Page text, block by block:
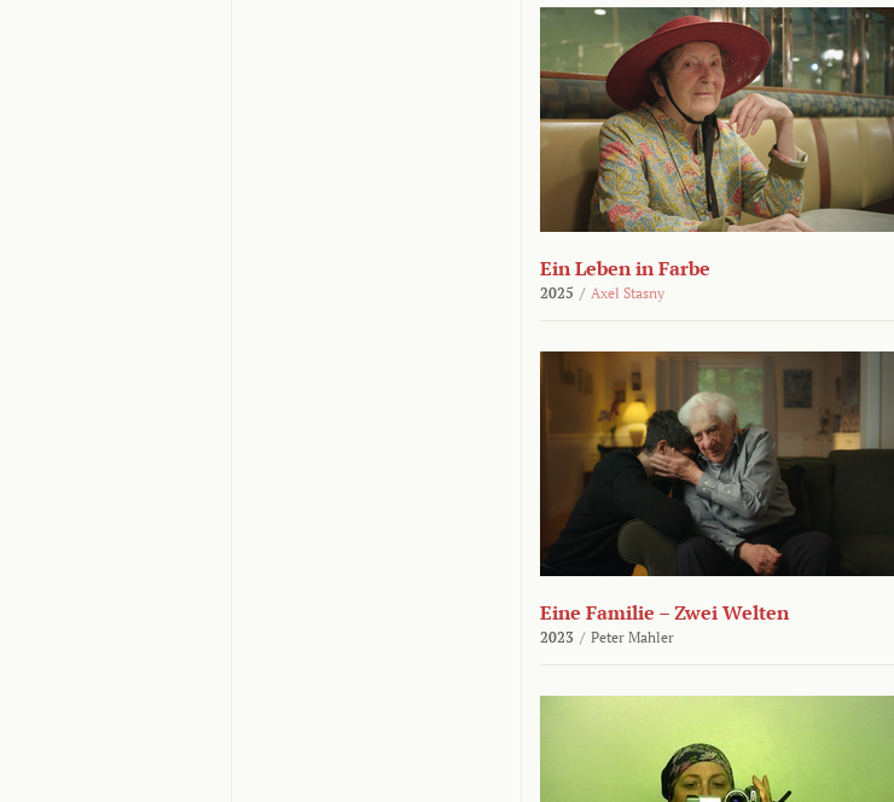
Ein Leben in Farbe
2025 / Axel Stasny
Eine Familie – Zwei Welten
2023 / Peter Mahler